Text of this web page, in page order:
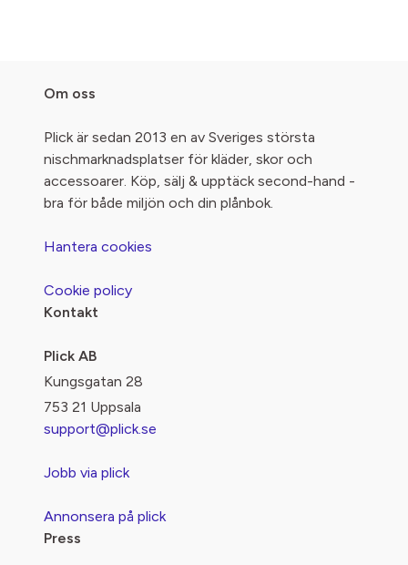
Om oss
Plick är sedan 2013 en av Sveriges största
nischmarknadsplatser för kläder, skor och
accessoarer. Köp, sälj & upptäck second-hand -
bra för både miljön och din plånbok.
Hantera cookies
Cookie policy
Kontakt
Plick AB
Kungsgatan 28
753 21 Uppsala
support@plick.se
Jobb via plick
Annonsera på plick
Press